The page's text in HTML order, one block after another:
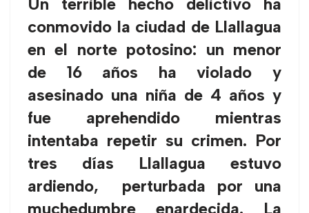
conmovido la ciudad de Llallagua
en el norte potosino: un menor
de 16 años ha violado y
asesinado una niña de 4 años y
fue aprehendido mientras
intentaba repetir su crimen. Por
tres días Llallagua estuvo
ardiendo, perturbada por una
muchedumbre enardecida. La